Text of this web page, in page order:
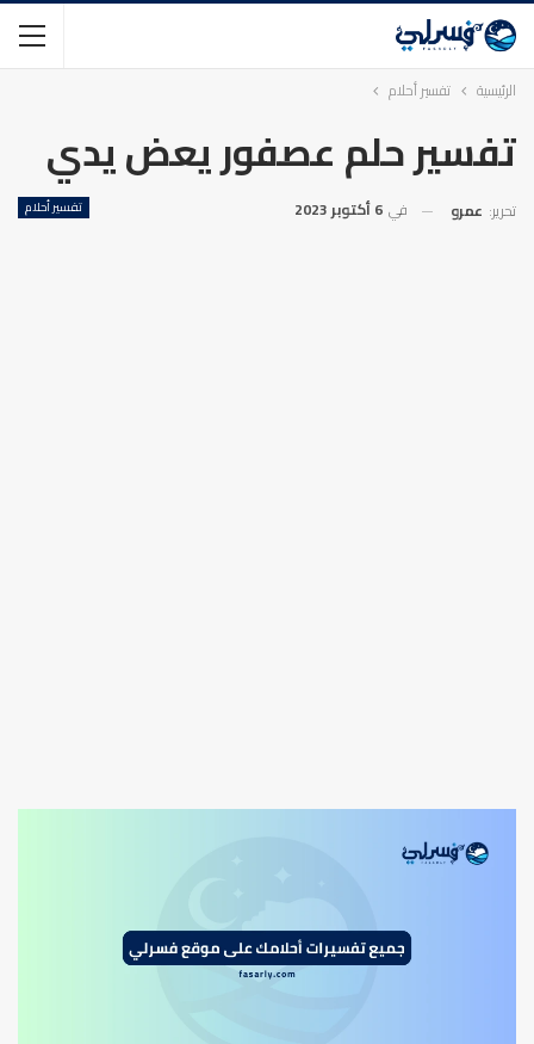
الرئيسية تفسير أحلام
تفسير حلم عصفور يعض يدي
تفسير أحلام تحرير: عمرو في 6 أكتوبر 2023